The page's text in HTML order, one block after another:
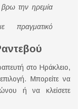
την ηρεμία
πραγματικό
στο Ηράκλειο,
Μπορείτε να
ή να κλείσετε